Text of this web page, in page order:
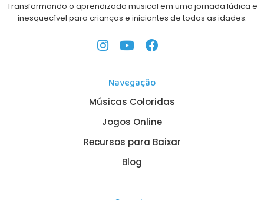
Transformando o aprendizado musical em uma jornada lúdica e
inesquecível para crianças e iniciantes de todas as idades.
Navegação
Músicas Coloridas
Jogos Online
Recursos para Baixar
Blog